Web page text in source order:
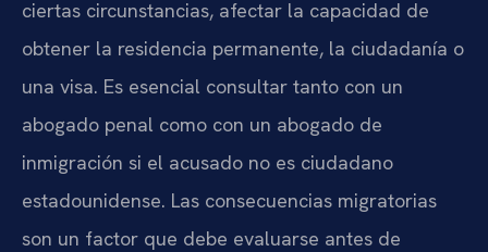
ciertas circunstancias, afectar la capacidad de
obtener la residencia permanente, la ciudadanía o
una visa. Es esencial consultar tanto con un
abogado penal como con un abogado de
inmigración si el acusado no es ciudadano
estadounidense. Las consecuencias migratorias
son un factor que debe evaluarse antes de